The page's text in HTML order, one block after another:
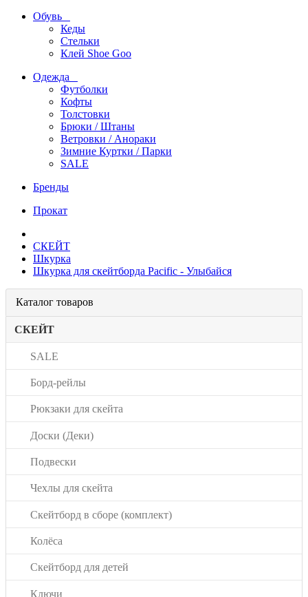
Обувь
Кеды
Стельки
Клей Shoe Goo
Одежда
Футболки
Кофты
Толстовки
Брюки / Штаны
Ветровки / Анораки
Зимние Куртки / Парки
SALE
Бренды
Прокат
СКЕЙТ
Шкурка
Шкурка для скейтборда Pacific - Улыбайся
Каталог товаров
СКЕЙТ
SALE
Борд-рейлы
Рюкзаки для скейта
Доски (Деки)
Подвески
Чехлы для скейта
Скейтборд в сборе (комплект)
Колёса
Скейтборд для детей
Ключи